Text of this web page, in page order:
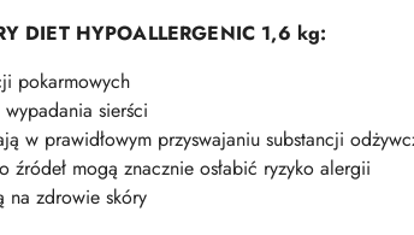
DIET HYPOALLERGENIC 1,6 kg:
pokarmowych
sierści
w prawidłowym przyswajaniu substancji
mogą znacznie osłabić ryzyko alergii
na zdrowie skóry